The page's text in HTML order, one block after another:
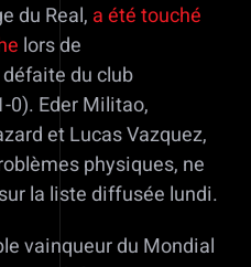
du Real, a été touché
lors de
du club
0). Eder Militao,
et Lucas Vazquez,
physiques, ne
la liste diffusée lundi.
vainqueur du Mondial